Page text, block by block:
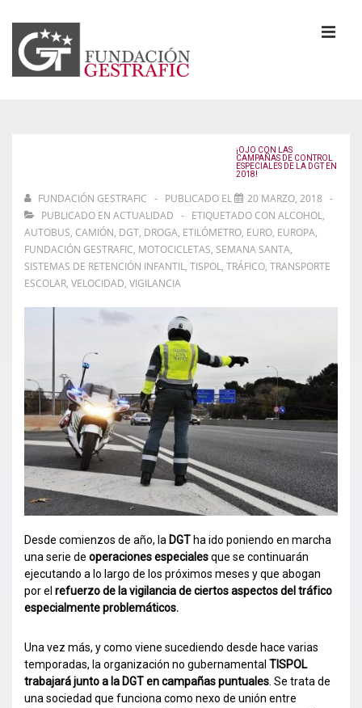
Saltar
contenido
principal
¡OJO CON LAS
CAMPAÑAS DE CONTROL
ESPECIALES DE LA DGT EN
2018!
FUNDACIÓN GESTRAFIC PUBLICADO EL
20 MARZO, 2018
PUBLICADO EN ACTUALIDAD ETIQUETADO CON ALCOHOL,
AUTOBUS, CAMIÓN, DGT, DROGA, ETILÓMETRO, EURO, EUROPA,
FUNDACIÓN GESTRAFIC, MOTOCICLETAS, SEMANA SANTA,
SISTEMAS DE RETENCIÓN INFANTIL, TISPOL, TRÁFICO, TRANSPORTE
ESCOLAR, VELOCIDAD, VIGILANCIA
Desde comienzos de año, la DGT ha ido poniendo en marcha
una serie de operaciones especialesque se continuarán
ejecutando a lo largo de los próximos meses y que abogan
por el refuerzo de la vigilancia de ciertos aspectos del tráfico
especialmente problemáticos.
Una vez más, y como viene sucediendo desde hace varias
temporadas, la organización no gubernamental TISPOL
trabajará junto a la DGT en campañas puntuales. Se trata de
una sociedad que funciona como nexo de unión entre